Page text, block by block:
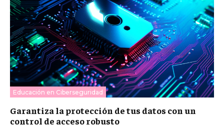
Educación en Ciberseguridad
Garantiza la protección de tus datos con un
control de acceso robusto